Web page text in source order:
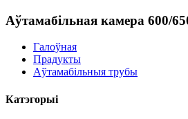
Аўтамабільная камера 600/
Галоўная
Прадукты
Аўтамабільныя трубы
Катэгорыі